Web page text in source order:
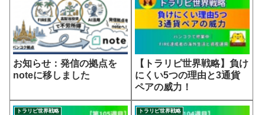
お知らせ：発信の拠点を
noteに移しました
【トラリピ世界戦略】負け
にくい5つの理由と3通貨
ペアの威力！
トラリピ世界戦略 トラリピ世界戦略